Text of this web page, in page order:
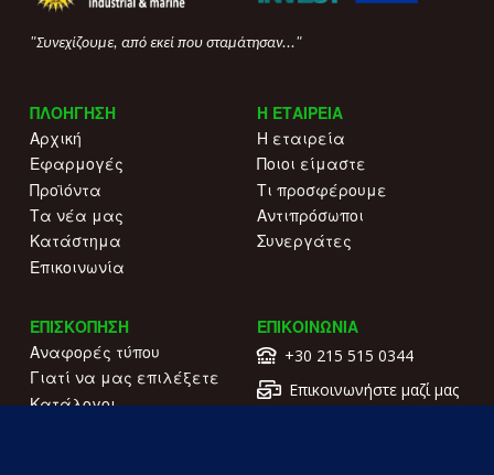
"Συνεχίζουμε, από εκεί που σταμάτησαν..."
ΠΛΟΗΓΗΣΗ
Αρχική
Εφαρμογές
Προϊόντα
Τα νέα μας
Κατάστημα
Επικοινωνία
Η ΕΤΑΙΡΕΙΑ
Η εταιρεία
Ποιοι είμαστε
Τι προσφέρουμε
Αντιπρόσωποι
Συνεργάτες
ΕΠΙΣΚΟΠΗΣΗ
Αναφορές τύπου
Γιατί να μας επιλέξετε
Κατάλογοι
ΕΠΙΚΟΙΝΩΝΙΑ
+30 215 515 0344
Επικοινωνήστε μαζί μας